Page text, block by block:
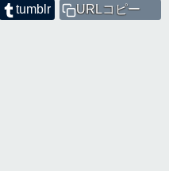
tumblr URLコピー